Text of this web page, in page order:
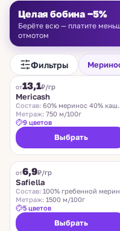
Целая бобина −5%
Берёте всю — платите
отмотом
Фильтры
FILAMORE
от13,1₽/гр
Mericash
Состав: 60% меринос 40% кашемир
Метраж: 750 м/100г
9 цветов
Выбрать
от6,9₽/гр
Safiella
Состав: 100% гребенной меринос
Метраж: 1500 м/100г
5 цветов
Выбрать